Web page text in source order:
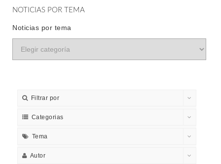
NOTICIAS POR TEMA
Noticias por tema
Filtrar por
Categorias
Tema
Autor